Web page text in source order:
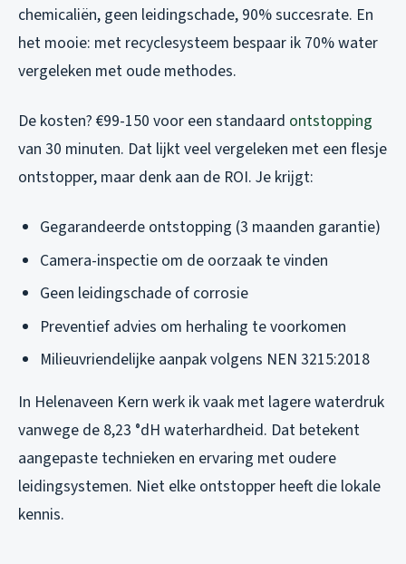
chemicaliën, geen leidingschade, 90% succesrate. En
het mooie: met recyclesysteem bespaar ik 70% water
vergeleken met oude methodes.
De kosten? €99-150 voor een standaard ontstopping
van 30 minuten. Dat lijkt veel vergeleken met een flesje
ontstopper, maar denk aan de ROI. Je krijgt:
Gegarandeerde ontstopping (3 maanden garantie)
Camera-inspectie om de oorzaak te vinden
Geen leidingschade of corrosie
Preventief advies om herhaling te voorkomen
Milieuvriendelijke aanpak volgens NEN 3215:2018
In Helenaveen Kern werk ik vaak met lagere waterdruk
vanwege de 8,23 °dH waterhardheid. Dat betekent
aangepaste technieken en ervaring met oudere
leidingsystemen. Niet elke ontstopper heeft die lokale
kennis.